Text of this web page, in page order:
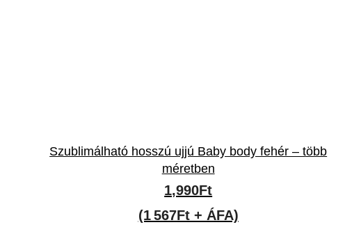
Szublimálható hosszú ujjú Baby body fehér – több
méretben
1,990Ft
(1 567Ft + ÁFA)